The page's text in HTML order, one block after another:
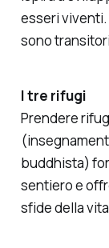
esseri
sono
I tre rifugi
Prendere
buddhista)
sentiero e
sfide della